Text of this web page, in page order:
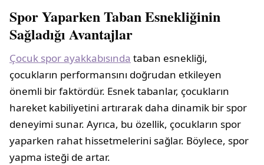
Spor Yaparken Taban Esnekliğinin
Sağladığı Avantajlar
Çocuk spor ayakkabısında taban esnekliği,
çocukların performansını doğrudan etkileyen
önemli bir faktördür. Esnek tabanlar, çocukların
hareket kabiliyetini artırarak daha dinamik bir spor
deneyimi sunar. Ayrıca, bu özellik, çocukların spor
yaparken rahat hissetmelerini sağlar. Böylece, spor
yapma isteği de artar.